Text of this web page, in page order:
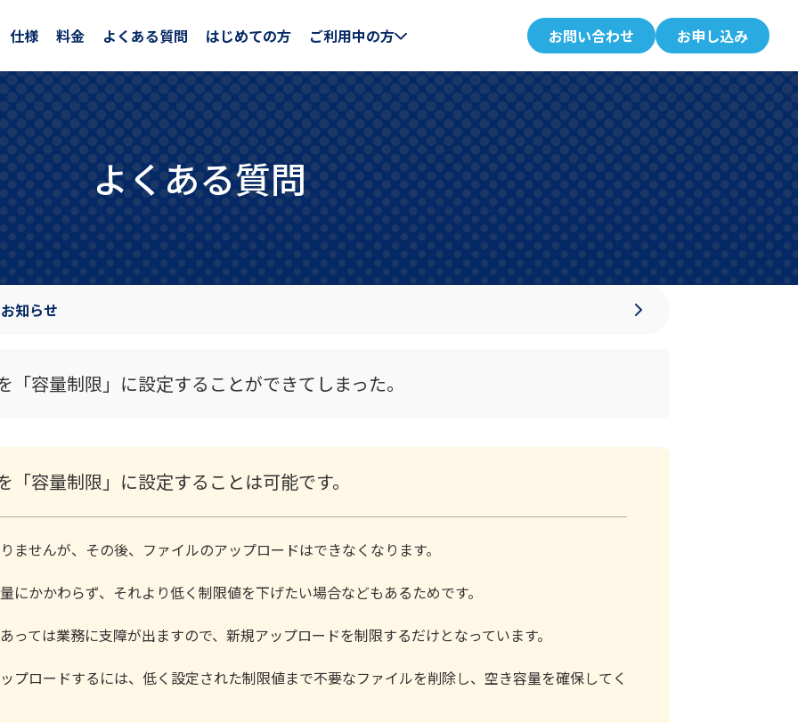
仕様 料金 よくある質問 はじめての方 ご利用中の方 お問い合わせ お申し込み
よくある質問
知らせ
容量制限」に設定することができてしまった。
容量制限」に設定することは可能です。
せんが、その後、ファイルのアップロードはできなくなります。
かかわらず、それより低く制限値を下げたい場合などもあるためです。
ては業務に支障が出ますので、新規アップロードを制限するだけとなっています。
プロードするには、低く設定された制限値まで不要なファイルを削除し、空き容量を確保してく